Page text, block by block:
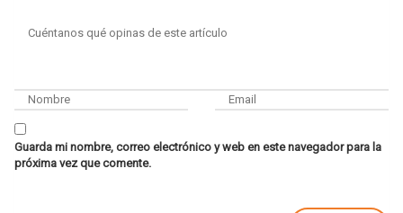
Guarda mi nombre, correo electrónico y web en este navegador para la
próxima vez que comente.